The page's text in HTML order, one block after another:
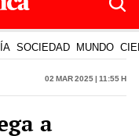
SOCIEDAD MUNDO
02 Mar 2025 | 11:55 h
a